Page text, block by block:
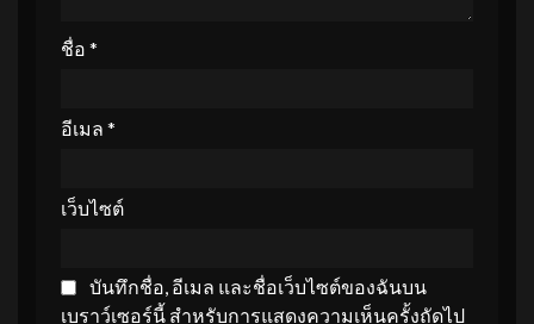
ชื่อ *
อีเมล *
เว็บไซต์
บันทึกชื่อ, อีเมล และชื่อเว็บไซต์ของฉันบน
เบราว์เซอร์นี้ สำหรับการแสดงความเห็นครั้งถัดไป